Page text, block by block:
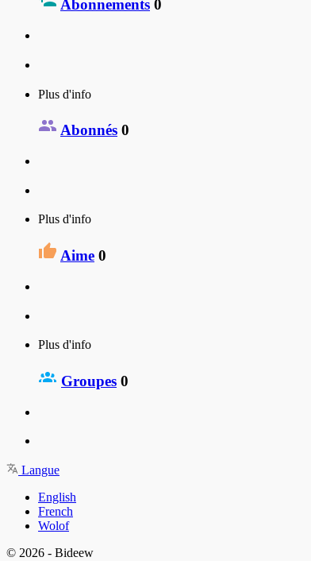
Abonnements 0
Plus d'info
Abonnés 0
Plus d'info
Aime 0
Plus d'info
Groupes 0
Langue
English
French
Wolof
© 2026 - Bideew